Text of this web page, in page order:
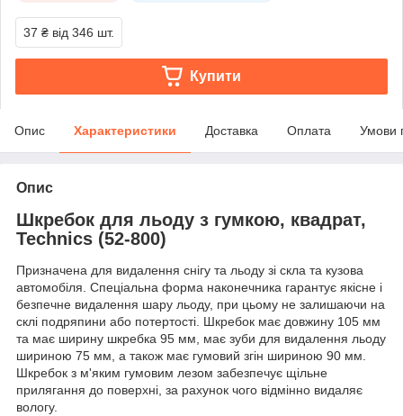
37 ₴ від 346 шт.
Купити
Опис Характеристики Доставка Оплата Умови
Опис
Шкребок для льоду з гумкою, квадрат,
Technics (52-800)
Призначена для видалення снігу та льоду зі скла та кузова
автомобіля. Спеціальна форма наконечника гарантує якісне і
безпечне видалення шару льоду, при цьому не залишаючи на
склі подряпини або потертості. Шкребок має довжину 105 мм
та має ширину шкребка 95 мм, має зуби для видалення льоду
шириною 75 мм, а також має гумовий згін шириною 90 мм.
Шкребок з м'яким гумовим лезом забезпечує щільне
прилягання до поверхні, за рахунок чого відмінно видаляє
вологу.